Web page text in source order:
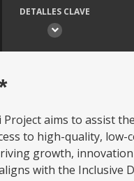
DETALLES CLAVE
Project aims to assist
to high-quality,
growth,
with the Inclusive